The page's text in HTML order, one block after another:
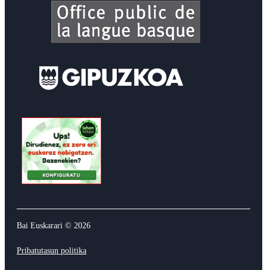
Bai Euskarari © 2026
Pribatutasun politika